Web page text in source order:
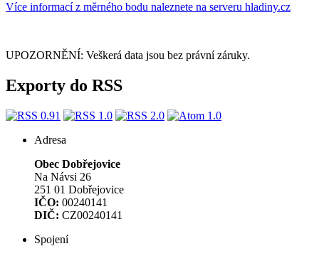
Více informací z měrného bodu naleznete na serveru hladiny.cz
UPOZORNĚNÍ: Veškerá data jsou bez právní záruky.
Exporty do RSS
Adresa
Obec Dobřejovice
Na Návsi 26
251 01 Dobřejovice
IČO: 00240141
DIČ: CZ00240141
Spojení